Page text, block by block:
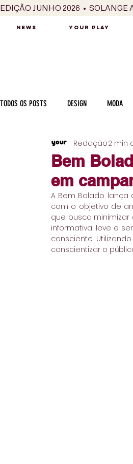
EDIÇÃO JUNHO 2026  •
NEWS YOUR PLAY
TODOS OS POSTS DESIGN MODA
MÚSICA SÉRIES / TV
CULINÁRIA PESSOAS
Bem
em
Redação2 min
A Bem Bolado lança
com o objetivo de
que busca
informativa, leve e
consciente.
conscientizar o